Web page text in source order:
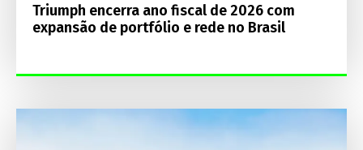
Triumph encerra ano fiscal de 2026 com
expansão de portfólio e rede no Brasil